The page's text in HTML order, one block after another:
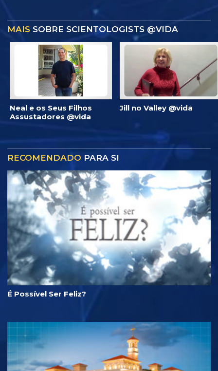
MAIS SOBRE SCIENTOLOGISTS @VIDA
Neal e os Seus Filhos
Assustadores @vida
Jill no Valley @vida
RECOMENDADO PARA SI
É Possível Ser Feliz?